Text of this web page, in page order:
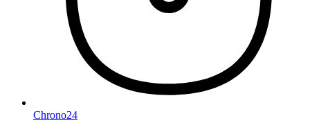
Chrono24